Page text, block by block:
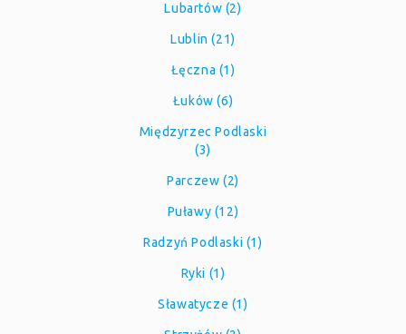
Lubartów (2)
Lublin (21)
Łęczna (1)
Łuków (6)
Międzyrzec Podlaski
(3)
Parczew (2)
Puławy (12)
Radzyń Podlaski (1)
Ryki (1)
Sławatycze (1)